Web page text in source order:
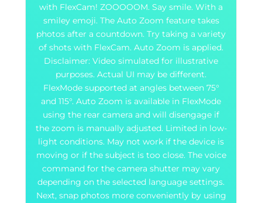
with FlexCam! ZOOOOOM. Say smile. With a
smiley emoji. The Auto Zoom feature takes
photos after a countdown. Try taking a variety
of shots with FlexCam. Auto Zoom is applied.
Disclaimer: Video simulated for illustrative
purposes. Actual UI may be different.
FlexMode supported at angles between 75°
and 115°. Auto Zoom is available in FlexMode
using the rear camera and will disengage if
the zoom is manually adjusted. Limited in low-
light conditions. May not work if the device is
moving or if the subject is too close. The voice
command for the camera shutter may vary
depending on the selected language settings.
Next, snap photos more conveniently by using